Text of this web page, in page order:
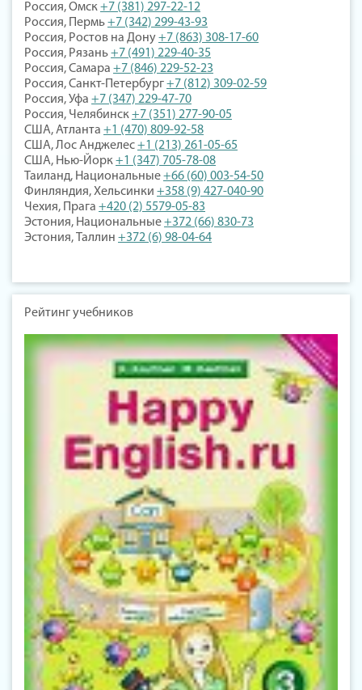
Россия, Омск+7 (381) 297-22-12
Россия, Пермь+7 (342) 299-43-93
Россия, Ростов на Дону+7 (863) 308-17-60
Россия, Рязань+7 (491) 229-40-35
Россия, Самара +7 (846) 229-52-23
Россия, Санкт-Петербург+7 (812) 309-02-59
Россия, Уфа +7 (347) 229-47-70
Россия, Челябинск+7 (351) 277-90-05
США, Атланта +1 (470) 809-92-58
США, Лос Анджелес+1 (213) 261-05-65
США, Нью-Йорк+1 (347) 705-78-08
Таиланд, Национальные+66 (60) 003-54-50
Финляндия, Хельсинки +358 (9) 427-040-90
Чехия, Прага +420 (2) 5579-05-83
Эстония, Национальные+372 (66) 830-73
Эстония, Таллин +372 (6) 98-04-64
Рейтинг учебников